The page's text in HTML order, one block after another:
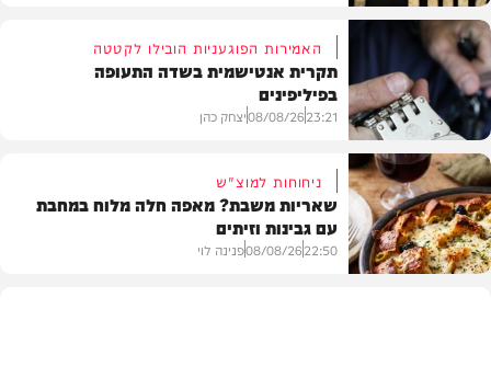
המשב"ק
חדשות
האמירות הפוגעניות הובילו לקטטה
תקרית אנטישמית בשדה התעופה
בפיליפינים
23:21
08/08/26יצחק כהן
ניחוחות למוצ"ש
שאריות משבת? מאפה חלה מלוח במחבת
עם גבינות וזיתים
22:50
08/08/26פנינה לוי